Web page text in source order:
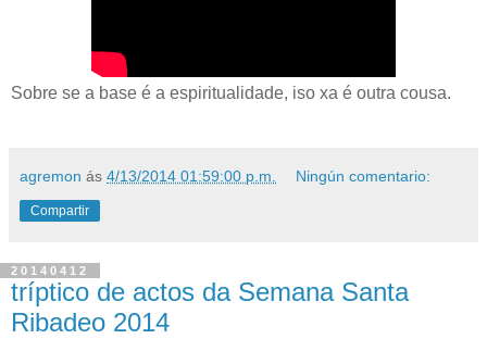
Sobre se a base é a espiritualidade, iso xa é outra cousa.
agremon ás 4/13/2014 01:59:00 p.m. Ningún comentario:
Compartir
20140412
tríptico de actos da Semana Santa
Ribadeo 2014